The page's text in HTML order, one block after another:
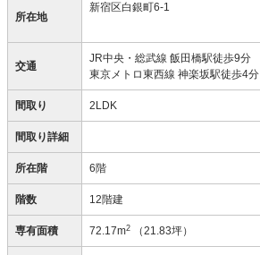
所在地
新宿区白銀町6-1
交通
JR中央・総武線 飯田橋駅徒歩9分
東京メトロ東西線 神楽坂駅徒歩4分
間取り 2LDK
間取り詳細
所在階 6階
階数 12階建
専有面積 72.17m2 （21.83坪）